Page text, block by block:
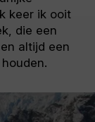
keer ik ooit
die een
altijd een